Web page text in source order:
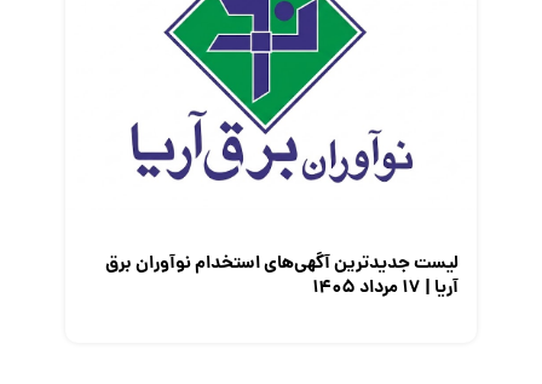
لیست جدیدترین آگهی‌های استخدام نوآوران برق
آریا | ۱۷ مرداد ۱۴۰۵